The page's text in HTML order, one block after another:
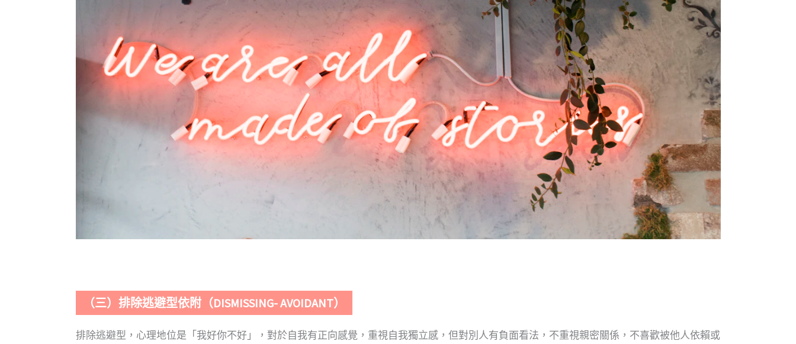
（三）排除逃避型依附（DISMISSING- AVOIDANT）
排除逃避型，心理地位是「我好你不好」，對於自我有正向感覺，重視自我獨立感，但對別人有負面看法，不重視親密關係，不喜歡被他人依賴或